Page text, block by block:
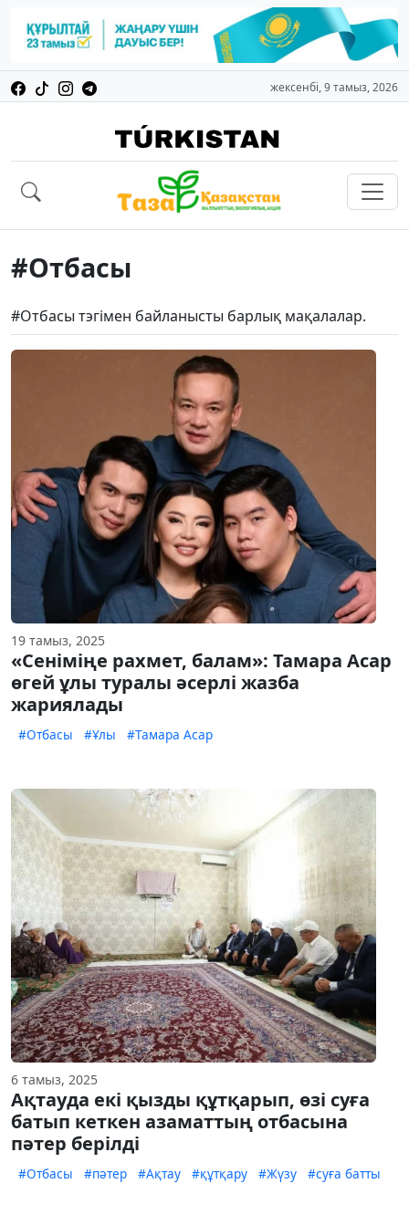
жексенбі, 9 тамыз, 2026
#Отбасы
#Отбасы тэгімен байланысты барлық мақалалар.
19 тамыз, 2025
«Сеніміңе рахмет, балам»: Тамара Асар
өгей ұлы туралы әсерлі жазба
жариялады
#Отбасы #Ұлы #Тамара Асар
6 тамыз, 2025
Ақтауда екі қызды құтқарып, өзі суға
батып кеткен азаматтың отбасына
пәтер берілді
#Отбасы #пәтер #Ақтау #құтқару #Жүзу #суға батты